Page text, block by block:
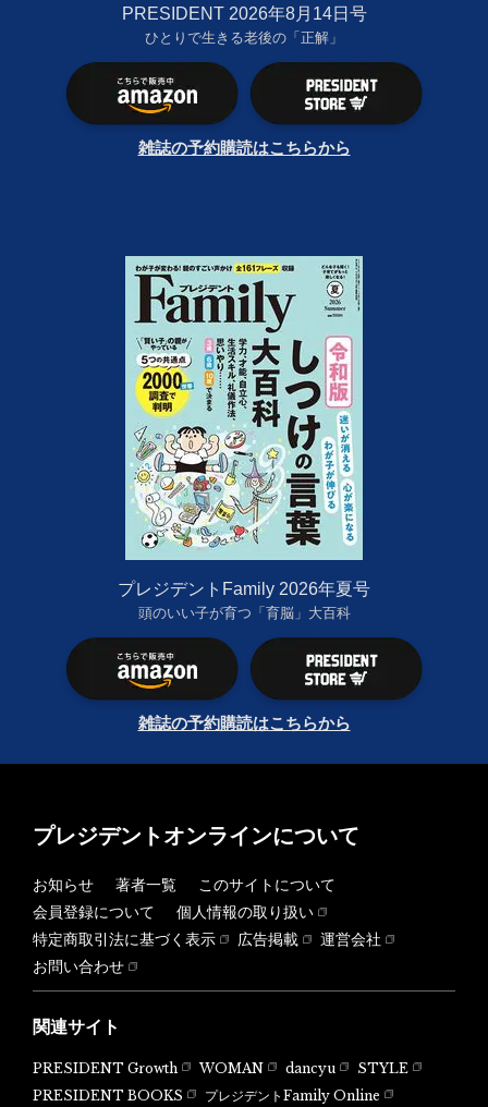
PRESIDENT 2026年8月14日号
ひとりで生きる老後の「正解」
雑誌の予約購読はこちらから
プレジデントFamily 2026年夏号
頭のいい子が育つ「育脳」大百科
雑誌の予約購読はこちらから
プレジデントオンラインについて
お知らせ 著者一覧
このサイトについて
会員登録について
個人情報の取り扱い
特定商取引法に基づく表示
広告掲載
運営会社
お問い合わせ
関連サイト
PRESIDENT Growth WOMAN dancyu
STYLE
PRESIDENT BOOKS
プレジデントFamily Online